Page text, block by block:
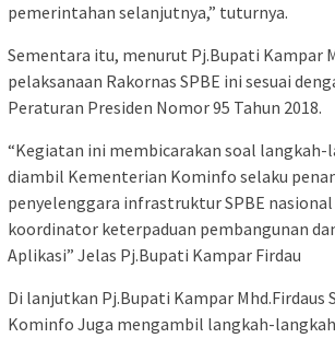
pemerintahan selanjutnya,” tuturnya.
Sementara itu, menurut Pj.Bupati Kampar
pelaksanaan Rakornas SPBE ini sesuai
Peraturan Presiden Nomor 95 Tahun 2018.
“Kegiatan ini membicarakan soal langkah-
diambil Kementerian Kominfo selaku
penyelenggara infrastruktur SPBE nasional
koordinator keterpaduan pembangunan
Aplikasi” Jelas Pj.Bupati Kampar Firdau
Di lanjutkan Pj.Bupati Kampar Mhd.Firdaus
Kominfo Juga mengambil langkah-